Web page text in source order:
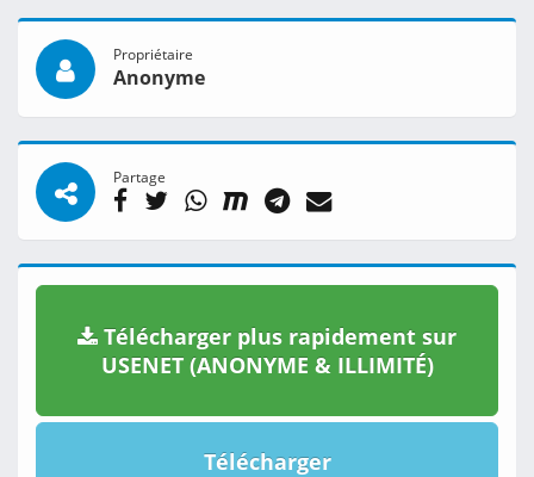
Propriétaire
Anonyme
Partage
Télécharger plus rapidement sur
USENET (ANONYME & ILLIMITÉ)
Télécharger